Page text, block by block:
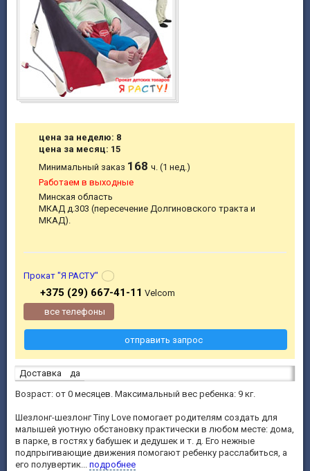
Доставка
да
Возраст: от 0 месяцев. Максимальный вес ребенка: 9 кг.
Шезлонг-шезлонг Tiny Love помогает родителям создать для
малышей уютную обстановку практически в любом месте: дома,
в парке, в гостях у бабушек и дедушек и т. д. Его нежные
подпрыгивающие движения помогают ребенку расслабиться, а
его полувертик... подробнее
цена за неделю: 8
цена за месяц: 15
Минимальный заказ 168ч. (1 нед.)
Работаем в выходные
Минская область
МКАД д.303 (пересечение Долгиновского тракта и
МКАД).
Прокат "Я РАСТУ"
+375 (29) 667-41-11 Velcom
все телефоны
отправить запрос